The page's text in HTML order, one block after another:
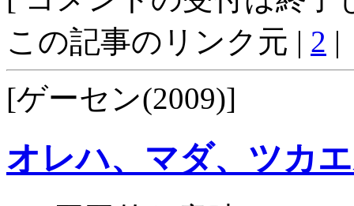
この記事のリンク元 | 2 |
[ゲーセン(2009)]
オレハ、マダ、ツカ